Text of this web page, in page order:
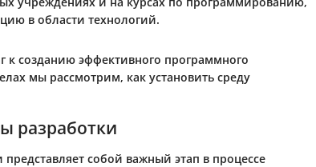
в области технологий.
созданию эффективного программного
мы рассмотрим, как установить среду
разработки
собой важный этап в процессе